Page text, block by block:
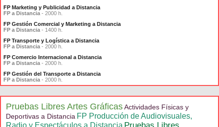
FP Marketing y Publicidad a Distancia
FP a Distancia - 2000 h.
FP Gestión Comercial y Marketing a Distancia
FP a Distancia - 1400 h.
FP Transporte y Logística a Distancia
FP a Distancia - 2000 h.
FP Comercio Internacional a Distancia
FP a Distancia - 2000 h.
FP Gestión del Transporte a Distancia
FP a Distancia - 2000 h.
Pruebas Libres Artes GráficasActividades Físicas y
Deportivas a Distancia FP Producción de Audiovisuales,
Radio y Espectáculos a Distancia